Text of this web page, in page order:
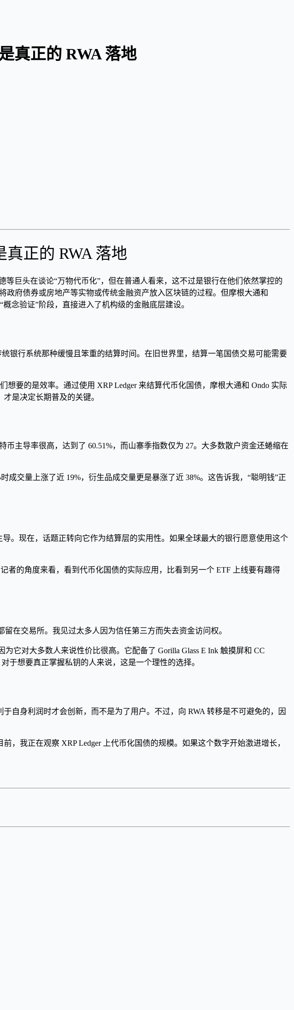
真正的 RWA 落地
真正的 RWA 落地
巨头在谈论“万物代币化”，但在普通人看来，这不过是银行在他们依然掌控的
政府债券或房地产等实物或传统金融资产放入区块链的过程。但摩根大通和
念验证”阶段，直接进入了机构级的金融底层建设。
银行系统那种缓慢且笨重的结算时间。在旧世界里，结算一笔国债交易可能需要
要的是效率。通过使用 XRP Ledger 来结算代币化国债，摩根大通和 Ondo 实际
是决定长期普及的关键。
主导率很高，达到了 60.51%，而山寨季指数仅为 27。大多数散户资金还蜷缩在
交量上涨了近 19%，衍生品成交量更是暴涨了近 38%。这告诉我，“聪明钱”正
。现在，话题正转向它作为结算层的实用性。如果全球最大的银行愿意使用这个
者的角度来看，看到代币化国债的实际应用，比看到另一个 ETF 上线要有趣得
在交易所。我见过太多人因为信任第三方而失去资金访问权。
为它对大多数人来说性价比很高。它配备了 Gorilla Glass E Ink 触摸屏和 CC
于想要真正掌握私钥的人来说，这是一个理性的选择。
自身利润时才会创新，而不是为了用户。不过，向 RWA 转移是不可避免的，因
，我正在观察 XRP Ledger 上代币化国债的规模。如果这个数字开始激进增长，